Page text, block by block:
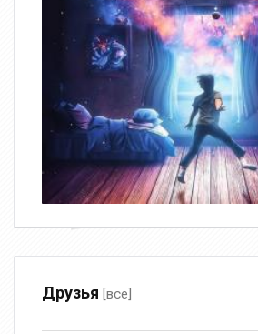
Друзья [все]